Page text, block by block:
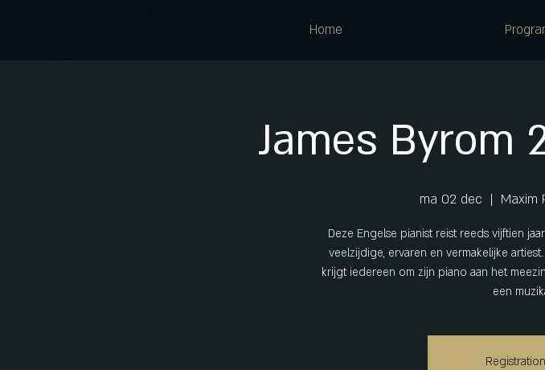
Home
James Byrom
ma 02 dec
  |
Maxim
Deze Engelse pianist reist reeds vijftien
veelzijdige, ervaren en vermakelijke
krijgt iedereen om zijn piano aan het
een